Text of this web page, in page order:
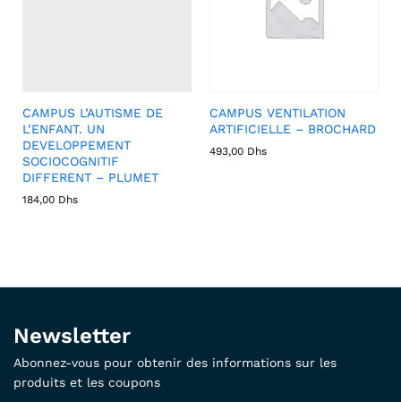
CAMPUS L’AUTISME DE
L’ENFANT. UN
DEVELOPPEMENT
SOCIOCOGNITIF
DIFFERENT – PLUMET
184,00 Dhs
CAMPUS VENTILATION
ARTIFICIELLE – BROCHARD
493,00 Dhs
Newsletter
Abonnez-vous pour obtenir des informations sur les
produits et les coupons